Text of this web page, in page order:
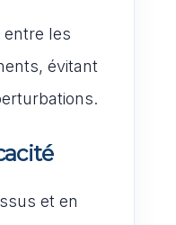
entre les
évitant
et en